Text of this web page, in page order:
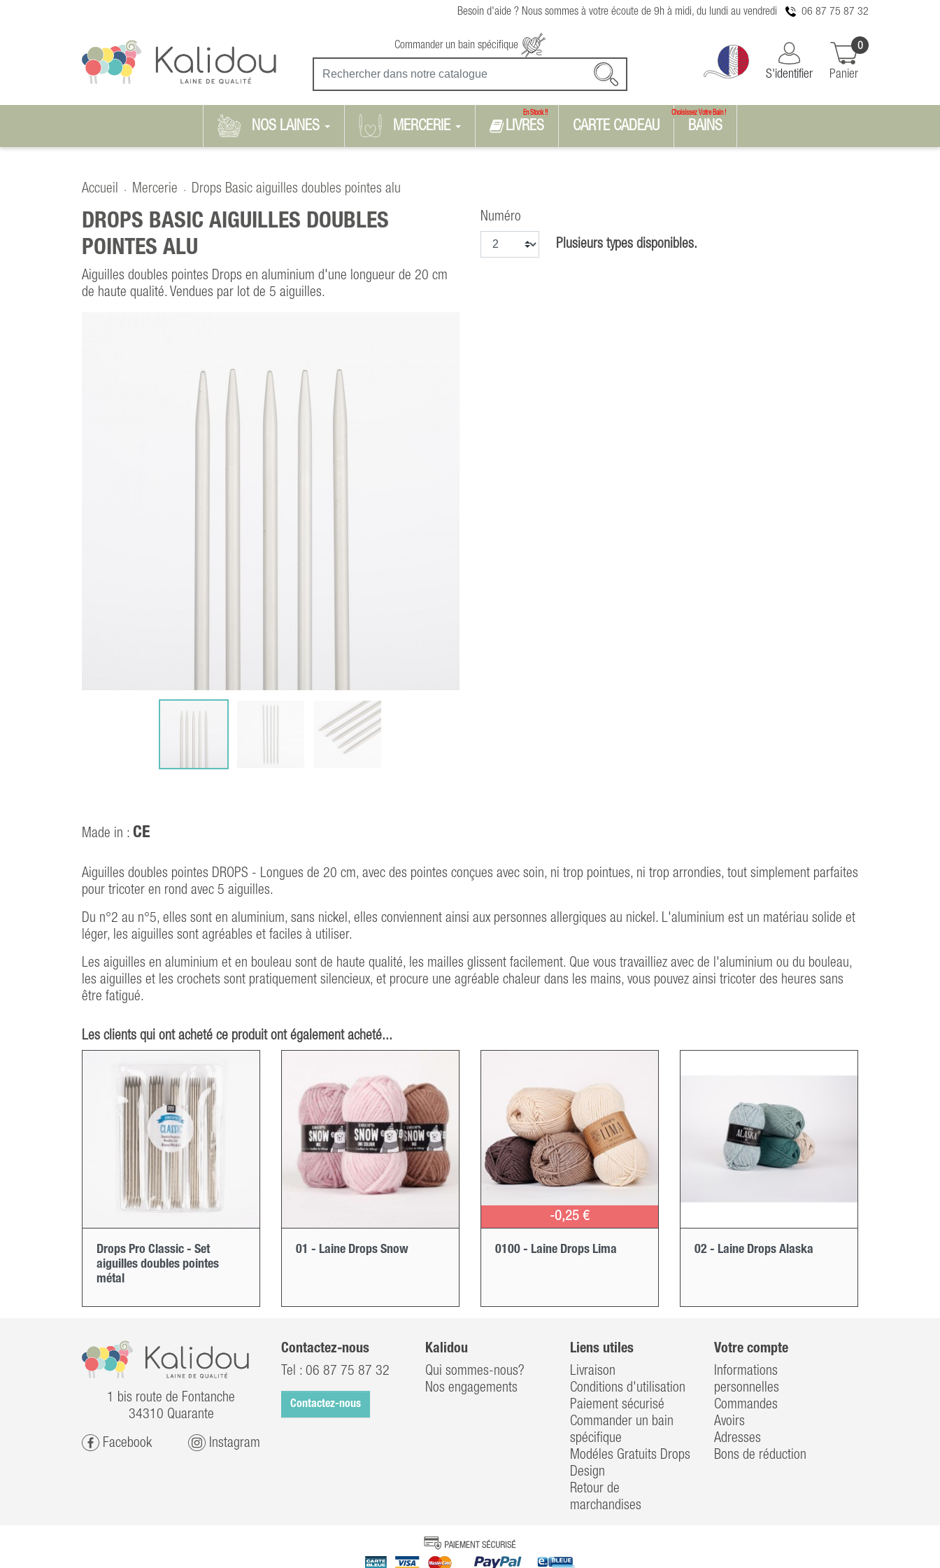
Besoin d'aide ? Nous sommes à votre écoute de 9h à midi, du lundi au vendredi 06 87 75 87 32
Commander un bain spécifique
S'identifier Panier
0
NOS LAINES MERCERIE LIVRES
En Stock !!
CARTE CADEAU BAINS
Choisissez Votre Bain !
Accueil Mercerie Drops Basic aiguilles doubles pointes alu
DROPS BASIC AIGUILLES DOUBLES
POINTES ALU
Aiguilles doubles pointes Drops en aluminium d'une longueur de 20 cm
de haute qualité. Vendues par lot de 5 aiguilles.
Numéro
Plusieurs types disponibles.
Made in : CE
Aiguilles doubles pointes DROPS - Longues de 20 cm, avec des pointes conçues avec soin, ni trop pointues, ni trop arrondies, tout simplement parfaites
pour tricoter en rond avec 5 aiguilles.
Du n°2 au n°5, elles sont en aluminium, sans nickel, elles conviennent ainsi aux personnes allergiques au nickel. L'aluminium est un matériau solide et
léger, les aiguilles sont agréables et faciles à utiliser.
Les aiguilles en aluminium et en bouleau sont de haute qualité, les mailles glissent facilement. Que vous travailliez avec de l'aluminium ou du bouleau,
les aiguilles et les crochets sont pratiquement silencieux, et procure une agréable chaleur dans les mains, vous pouvez ainsi tricoter des heures sans
être fatigué.
Les clients qui ont acheté ce produit ont également acheté...
Drops Pro Classic - Set
aiguilles doubles pointes
métal
01 - Laine Drops Snow
-0,25 €
0100 - Laine Drops Lima 02 - Laine Drops Alaska
1 bis route de Fontanche
34310 Quarante
Facebook Instagram
Contactez-nous
Tel : 06 87 75 87 32
Contactez-nous
Kalidou
Qui sommes-nous?
Nos engagements
Liens utiles
Livraison
Conditions d'utilisation
Paiement sécurisé
Commander un bain
spécifique
Modéles Gratuits Drops
Design
Retour de
marchandises
Votre compte
Informations
personnelles
Commandes
Avoirs
Adresses
Bons de réduction